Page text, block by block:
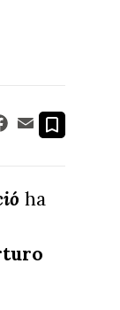
Facebook
Email
ha